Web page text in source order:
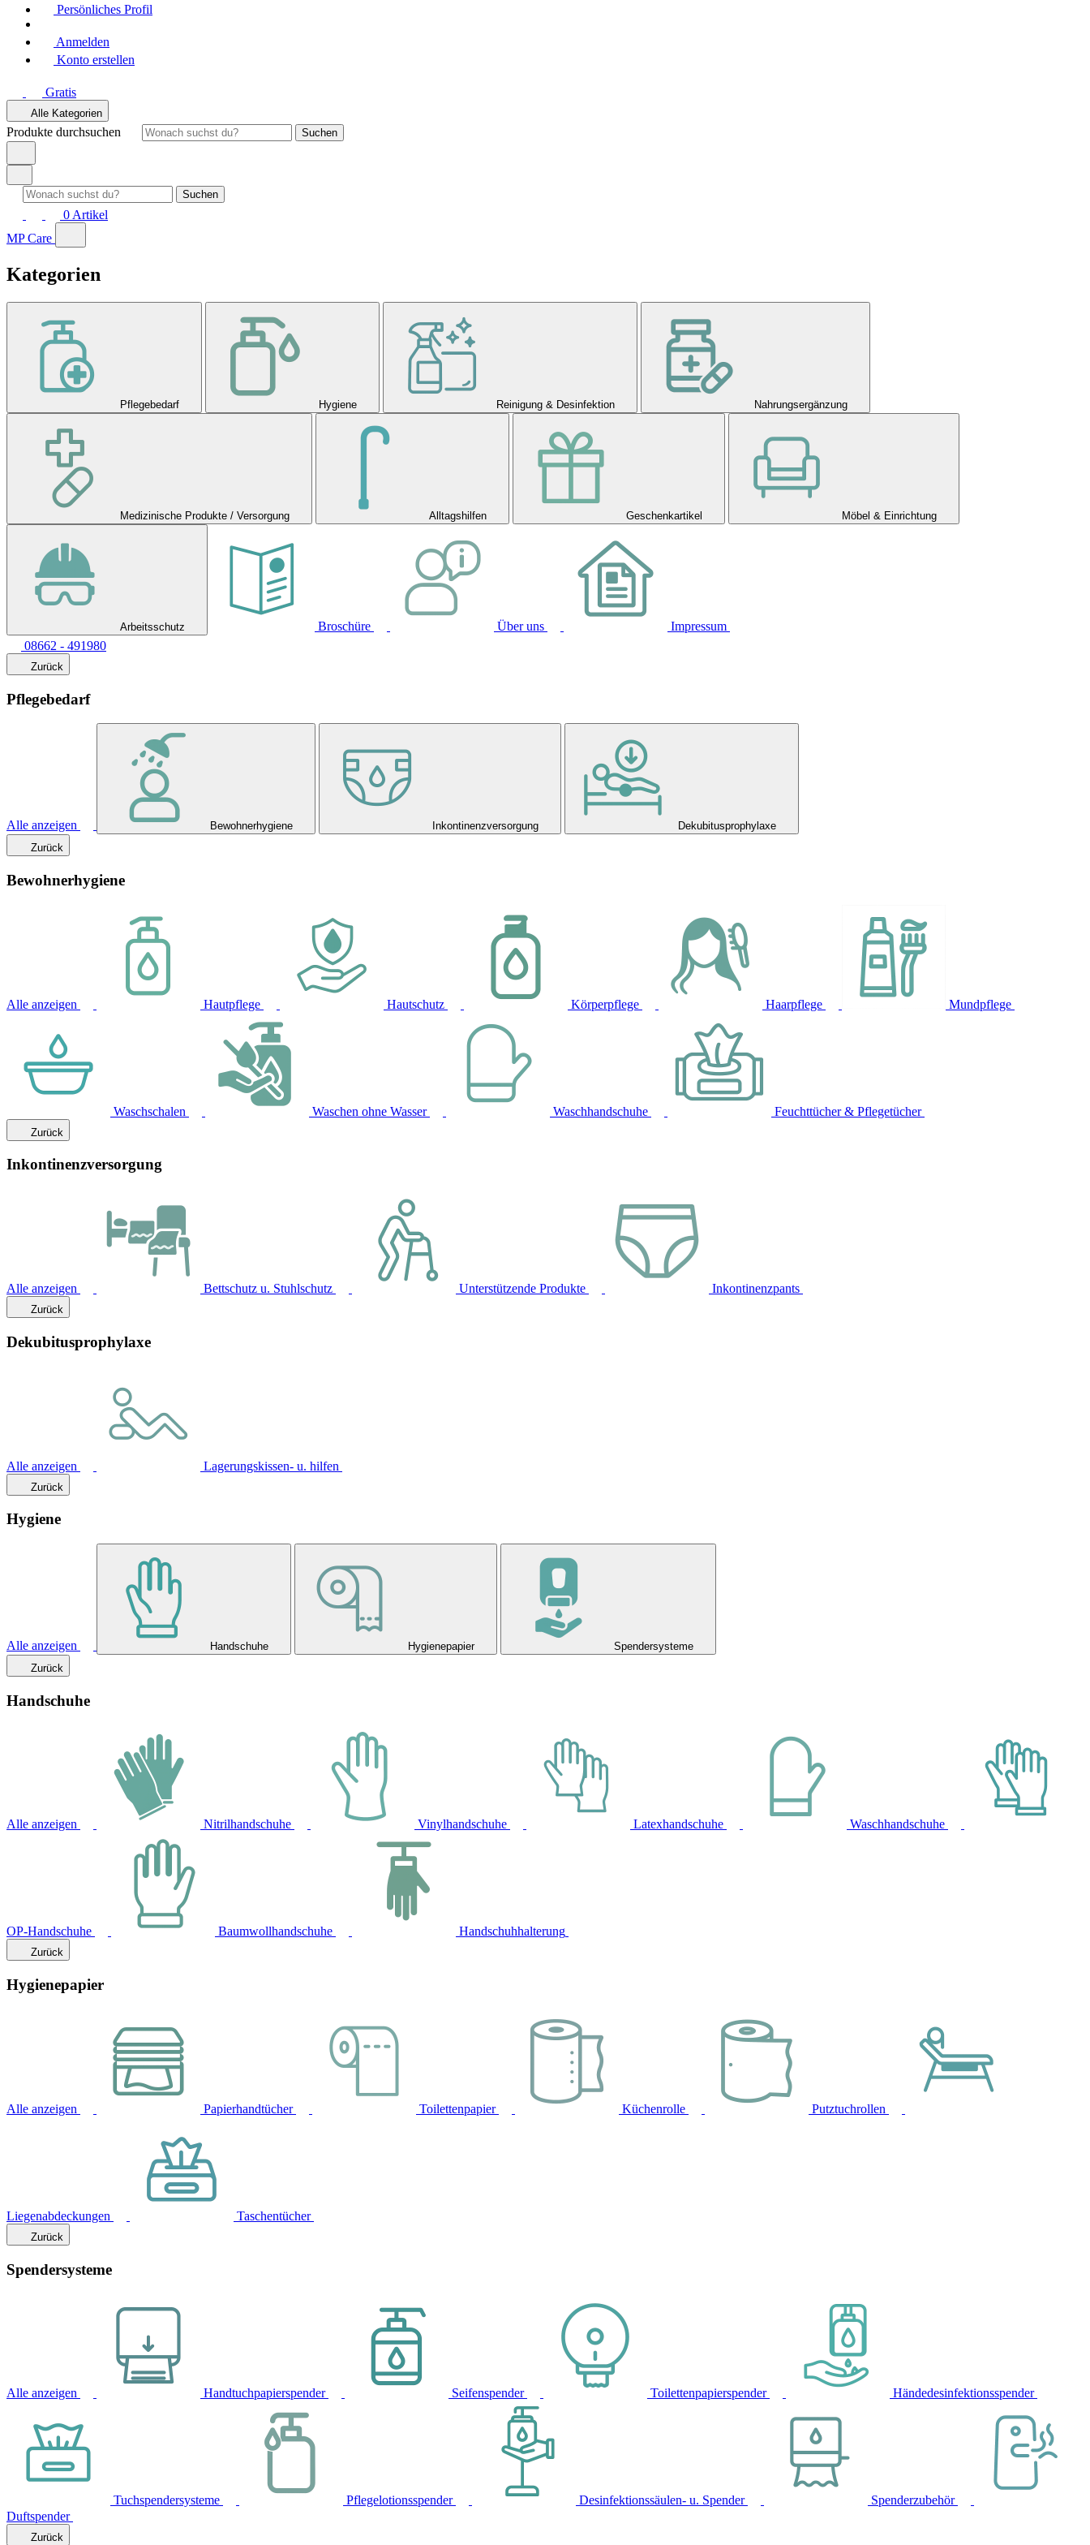
Persönliches Profil
Anmelden
Konto erstellen
Gratis
Alle Kategorien
Produkte durchsuchen Suchen
Suchen
0 Artikel
MP Care
Kategorien
Pflegebedarf Hygiene Reinigung & Desinfektion Nahrungsergänzung
Medizinische Produkte / Versorgung Alltagshilfen Geschenkartikel Möbel & Einrichtung
Arbeitsschutz Broschüre Über uns
Impressum
08662 - 491980
Zurück
Pflegebedarf
Alle anzeigen Bewohnerhygiene Inkontinenzversorgung
Dekubitusprophylaxe
Zurück
Bewohnerhygiene
Alle anzeigen Hautpflege Hautschutz Körperpflege Haarpflege Mundpflege
Waschschalen Waschen ohne Wasser Waschhandschuhe Feuchttücher & Pflegetücher
Zurück
Inkontinenzversorgung
Alle anzeigen Bettschutz u. Stuhlschutz Unterstützende Produkte Inkontinenzpants
Zurück
Dekubitusprophylaxe
Alle anzeigen Lagerungskissen- u. hilfen
Zurück
Hygiene
Alle anzeigen Handschuhe Hygienepapier
Spendersysteme
Zurück
Handschuhe
Alle anzeigen Nitrilhandschuhe Vinylhandschuhe Latexhandschuhe Waschhandschuhe
OP-Handschuhe Baumwollhandschuhe Handschuhhalterung
Zurück
Hygienepapier
Alle anzeigen Papierhandtücher Toilettenpapier Küchenrolle Putztuchrollen
Liegenabdeckungen Taschentücher
Zurück
Spendersysteme
Alle anzeigen Handtuchpapierspender Seifenspender Toilettenpapierspender Händedesinfektionsspender
Tuchspendersysteme Pflegelotionsspender Desinfektionssäulen- u. Spender
Spenderzubehör
Duftspender
Zurück